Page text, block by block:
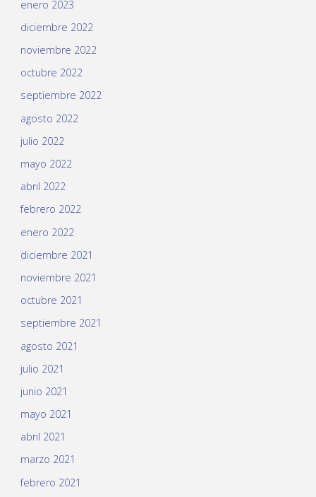
enero 2023
diciembre 2022
noviembre 2022
octubre 2022
septiembre 2022
agosto 2022
julio 2022
mayo 2022
abril 2022
febrero 2022
enero 2022
diciembre 2021
noviembre 2021
octubre 2021
septiembre 2021
agosto 2021
julio 2021
junio 2021
mayo 2021
abril 2021
marzo 2021
febrero 2021